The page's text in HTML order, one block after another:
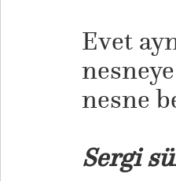
Evet
nesne
Sergi